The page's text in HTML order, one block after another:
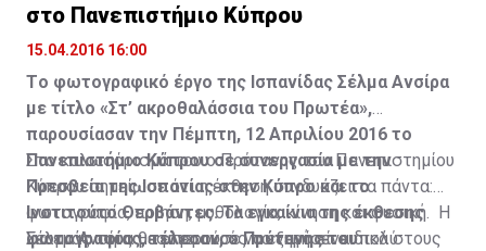
στο Πανεπιστήμιο Κύπρου
15.04.2016 16:00
Tο φωτογραφικό έργο της Ισπανίδας Σέλμα Ανσίρα
με τίτλο «Στ’ ακροθαλάσσια του Πρωτέα»,
παρουσίασαν την Πέμπτη, 12 Απριλίου 2016 το
Πανεπιστήμιο Κύπρου σε συνεργασία με την
Πρεσβεία της Ισπανίας στην Κύπρο και το
Ινστιτούτο Θερβάντες. Τα εγκαίνια της έκθεσης
φωτογραφίας, τέλεσαν, ο Πρύτανης του
Στο καλωσόρισμά του ο Πρύτανης του Πανεπιστημίου
Κύπρου σημείωσε ότι η έκθεση συνδυάζει τα πάντα:
φωτογραφία, ποίηση, μυθολογία, κίνηση και φυσική. Η
Σέλμα Ανσίρα θα μπορούσε να εξηγήσει ειδικά στους
Για εμάς τους μεσογειακούς το νερό είναι πολύ